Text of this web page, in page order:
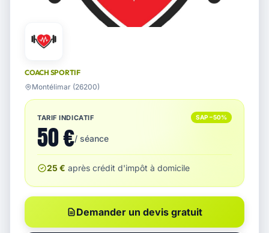
COACH SPORTIF
Montélimar (26200)
TARIF INDICATIF SAP −50%
50 €/ séance
25 € après crédit d'impôt à domicile
Demander un devis gratuit